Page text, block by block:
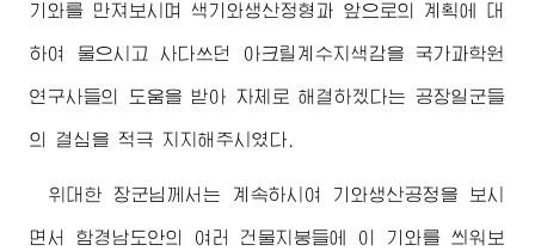
기와를 만져보시며 색기와생산정형과 앞으로의 계획에 대
하여 물으시고 사다쓰던 아크릴계수지색감을 국가과학원
연구사들의 도움을 받아 자체로 해결하겠다는 공장일군들
의 결심을 적극 지지해주시였다.
위대한 장군님께서는 계속하시여 기와생산공정을 보시
면서 함경남도안의 여러 건물지붕들에 이 기와를 씌워보